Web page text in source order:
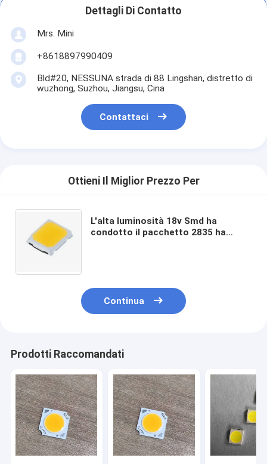
Dettagli Di Contatto
Mrs. Mini
+8618897990409
Bld#20, NESSUNA strada di 88 Lingshan, distretto di
wuzhong, Suzhou, Jiangsu, Cina
Contattaci
Ottieni Il Miglior Prezzo Per
L'alta luminosità 18v Smd ha
condotto il pacchetto 2835 ha
Continua
Prodotti Raccomandati